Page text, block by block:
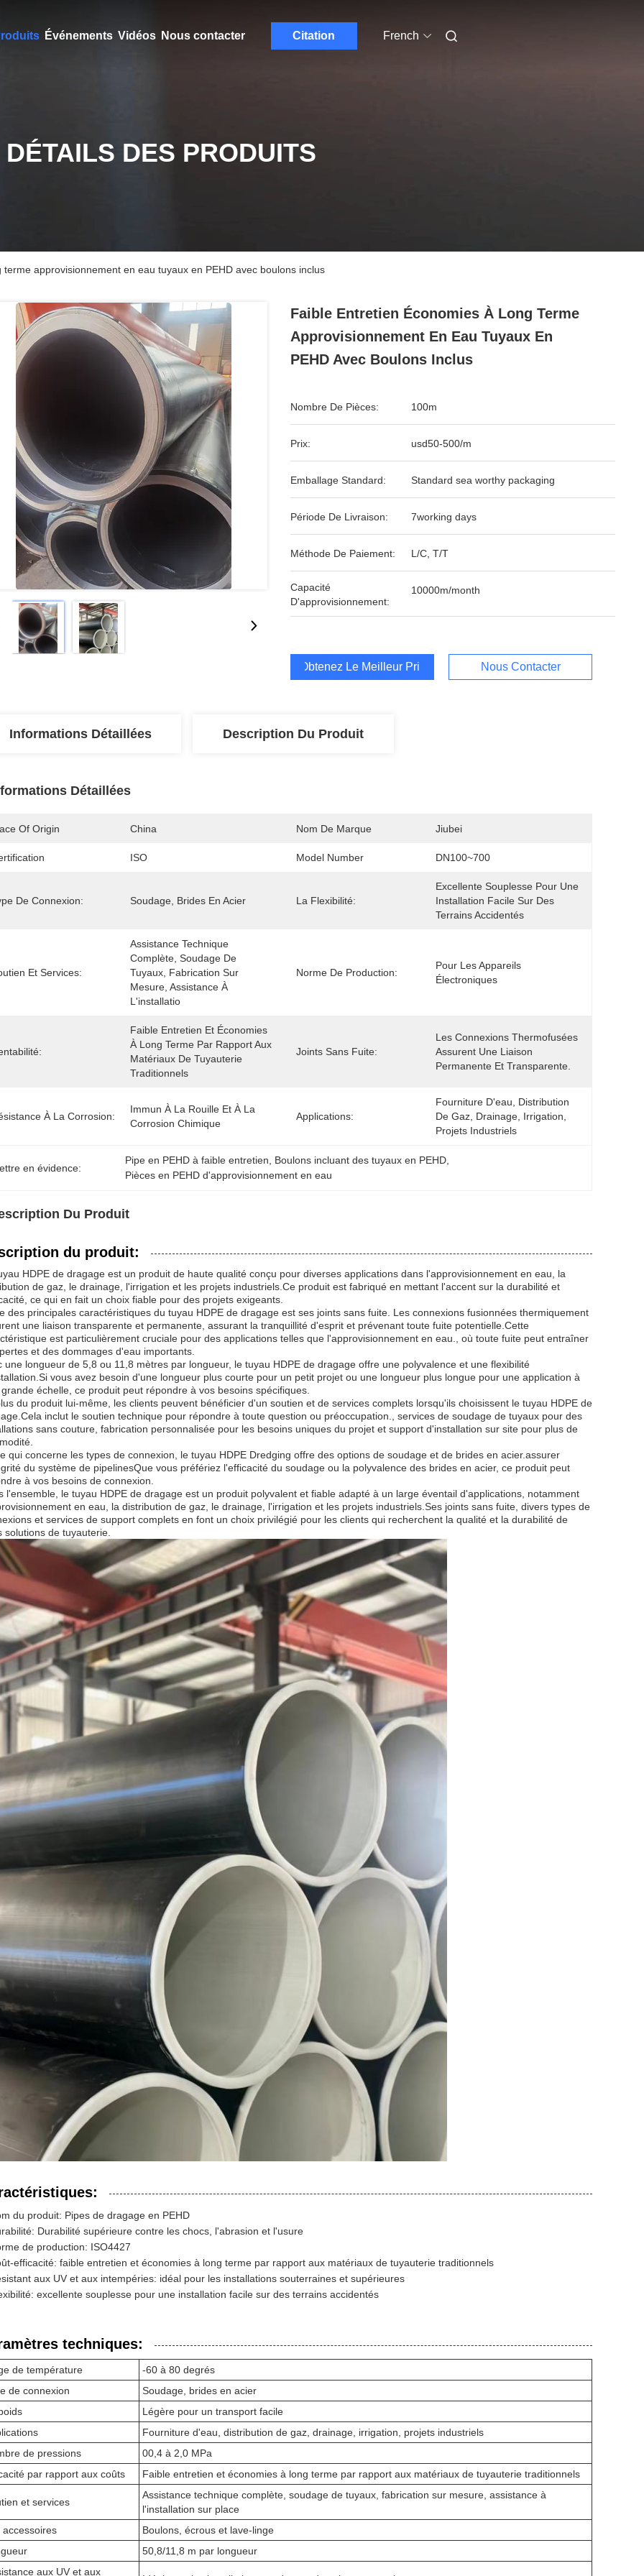
Événements Vidéos Nous contacter Citation French
DÉTAILS DES PRODUITS
approvisionnement en eau tuyaux en PEHD avec boulons inclus
Faible Entretien Économies À Long Terme
Approvisionnement En Eau Tuyaux En
PEHD Avec Boulons Inclus
Nombre De Pièces: 100m
Prix: usd50-500/m
Emballage Standard: Standard sea worthy packaging
Période De Livraison: 7working days
Méthode De Paiement: L/C, T/T
Capacité
D'approvisionnement:
10000m/month
Obtenez Le Meilleur Prix Nous Contacter
Informations Détaillées Description Du Produit
Détaillées
Of Origin China Nom De Marque Jiubei
ISO Model Number DN100~700
De Connexion: Soudage, Brides En Acier La Flexibilité:
Excellente Souplesse Pour Une
Installation Facile Sur Des
Terrains Accidentés
Et Services:
Assistance Technique
Complète, Soudage De
Tuyaux, Fabrication Sur
Mesure, Assistance À
L'installatio
Norme De Production:
Pour Les Appareils
Électroniques
Faible Entretien Et Économies
À Long Terme Par Rapport Aux
Matériaux De Tuyauterie
Traditionnels
Joints Sans Fuite:
Les Connexions Thermofusées
Assurent Une Liaison
Permanente Et Transparente.
À La Corrosion:
Immun À La Rouille Et À La
Corrosion Chimique
Applications:
Fourniture D'eau, Distribution
De Gaz, Drainage, Irrigation,
Projets Industriels
en évidence:
Pipe en PEHD à faible entretien Boulons incluant des tuyaux en PEHD
Pièces en PEHD d'approvisionnement en eau
Du Produit
du produit:
HDPE de dragage est un produit de haute qualité conçu pour diverses applications dans l'approvisionnement en eau, la
de gaz, le drainage, l'irrigation et les projets industriels.Ce produit est fabriqué en mettant l'accent sur la durabilité et
ce qui en fait un choix fiable pour des projets exigeants.
des principales caractéristiques du tuyau HDPE de dragage est ses joints sans fuite. Les connexions fusionnées thermiquement
une liaison transparente et permanente, assurant la tranquillité d'esprit et prévenant toute fuite potentielle.Cette
est particulièrement cruciale pour des applications telles que l'approvisionnement en eau., où toute fuite peut entraîner
et des dommages d'eau importants.
une longueur de 5,8 ou 11,8 mètres par longueur, le tuyau HDPE de dragage offre une polyvalence et une flexibilité
vous avez besoin d'une longueur plus courte pour un petit projet ou une longueur plus longue pour une application à
échelle, ce produit peut répondre à vos besoins spécifiques.
du produit lui-même, les clients peuvent bénéficier d'un soutien et de services complets lorsqu'ils choisissent le tuyau HDPE de
inclut le soutien technique pour répondre à toute question ou préoccupation., services de soudage de tuyaux pour des
sans couture, fabrication personnalisée pour les besoins uniques du projet et support d'installation sur site pour plus de
qui concerne les types de connexion, le tuyau HDPE Dredging offre des options de soudage et de brides en acier.assurer
du système de pipelinesQue vous préfériez l'efficacité du soudage ou la polyvalence des brides en acier, ce produit peut
à vos besoins de connexion.
l'ensemble, le tuyau HDPE de dragage est un produit polyvalent et fiable adapté à un large éventail d'applications, notamment
en eau, la distribution de gaz, le drainage, l'irrigation et les projets industriels.Ses joints sans fuite, divers types de
et services de support complets en font un choix privilégié pour les clients qui recherchent la qualité et la durabilité de
solutions de tuyauterie.
du produit: Pipes de dragage en PEHD
Durabilité supérieure contre les chocs, l'abrasion et l'usure
de production: ISO4427
efficacité: faible entretien et économies à long terme par rapport aux matériaux de tuyauterie traditionnels
aux UV et aux intempéries: idéal pour les installations souterraines et supérieures
excellente souplesse pour une installation facile sur des terrains accidentés
techniques:
de température
-60 à 80 degrés
de connexion
Soudage, brides en acier
Légère pour un transport facile
Fourniture d'eau, distribution de gaz, drainage, irrigation, projets industriels
de pressions
00,4 à 2,0 MPa
par rapport aux coûts
Faible entretien et économies à long terme par rapport aux matériaux de tuyauterie traditionnels
et services
Assistance technique complète, soudage de tuyaux, fabrication sur mesure, assistance à
l'installation sur place
accessoires
Boulons, écrous et lave-linge
50,8/11,8 m par longueur
aux UV et aux